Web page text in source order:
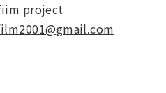
project